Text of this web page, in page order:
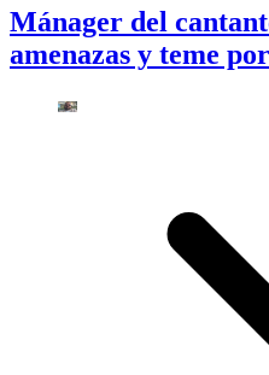
Mánager del
amenazas y teme